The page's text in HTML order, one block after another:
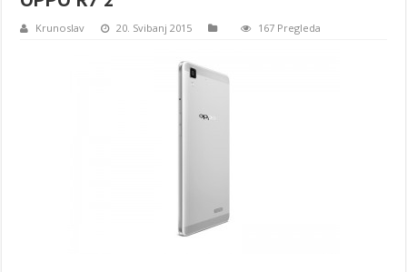
Krunoslav 20. Svibanj 2015 167 Pregleda